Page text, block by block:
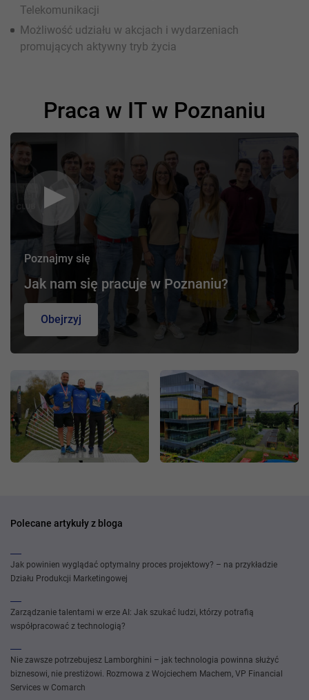
Telekomunikacji
Możliwość udziału w akcjach i wydarzeniach
promujących aktywny tryb życia
Praca w IT w Poznaniu
Poznajmy się
Jak nam się pracuje w Poznaniu?
Obejrzyj
Polecane artykuły z bloga
Jak powinien wyglądać optymalny proces projektowy? – na przykładzie
Działu Produkcji Marketingowej
Zarządzanie talentami w erze AI: Jak szukać ludzi, którzy potrafią
współpracować z technologią?
Nie zawsze potrzebujesz Lamborghini – jak technologia powinna służyć
biznesowi, nie prestiżowi. Rozmowa z Wojciechem Machem, VP Financial
Services w Comarch